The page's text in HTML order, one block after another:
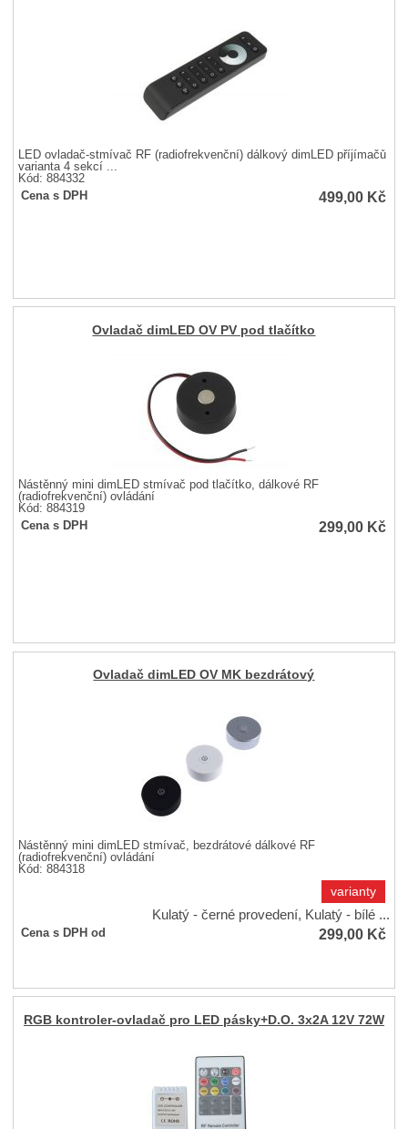
LED ovladač-stmívač RF (radiofrekvenční) dálkový dimLED příjímačů
varianta 4 sekcí ...
Kód: 884332
Cena s DPH
499,00 Kč
Ovladač dimLED OV PV pod tlačítko
Nástěnný mini dimLED stmívač pod tlačítko, dálkové RF
(radiofrekvenční) ovládání
Kód: 884319
Cena s DPH
299,00 Kč
Ovladač dimLED OV MK bezdrátový
Nástěnný mini dimLED stmívač, bezdrátové dálkové RF
(radiofrekvenční) ovládání
Kód: 884318
varianty
Kulatý - černé provedení, Kulatý - bílé ...
Cena s DPH od 299,00 Kč
RGB kontroler-ovladač pro LED pásky+D.O. 3x2A 12V 72W